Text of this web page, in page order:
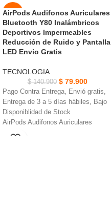
-43%
AGOT
ADO
NUEVO
AirPods Audifonos Auriculares
Bluetooth Y80 Inalámbricos
Deportivos Impermeables
Reducción de Ruido y Pantalla
LED Envio Gratis
TECNOLOGIA
$140.900 $79.900
Pago Contra Entrega, Envió gratis,
Entrega de 3 a 5 días hábiles, Bajo
Disponiblidad de Stock
AirPods Audifonos Auriculares
Bluetooth Y80 Inalámbricos IPX4 es